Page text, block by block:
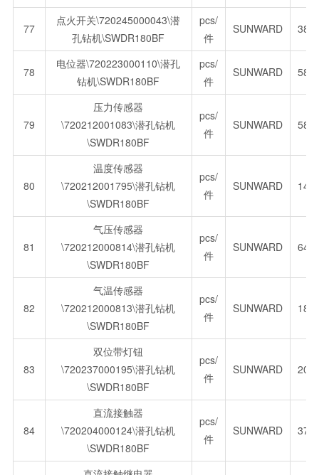
77
点火开关\720245000043\潜
孔钻机\SWDR180BF
pcs/
件
SUNWARD
78
电位器\720223000110\潜孔
钻机\SWDR180BF
pcs/
件
SUNWARD
79
压力传感器
\720212001083\潜孔钻机
\SWDR180BF
pcs/
件
SUNWARD
80
温度传感器
\720212001795\潜孔钻机
\SWDR180BF
pcs/
件
SUNWARD
81
气压传感器
\720212000814\潜孔钻机
\SWDR180BF
pcs/
件
SUNWARD
82
气温传感器
\720212000813\潜孔钻机
\SWDR180BF
pcs/
件
SUNWARD
83
双位带灯钮
\720237000195\潜孔钻机
\SWDR180BF
pcs/
件
SUNWARD
84
直流接触器
\720204000124\潜孔钻机
\SWDR180BF
pcs/
件
SUNWARD